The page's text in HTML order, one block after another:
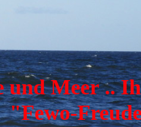
Meer ..